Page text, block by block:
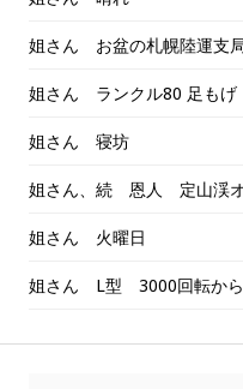
姐さん お盆の札幌陸運支
姐さん ランクル80 足もげ
姐さん 寝坊
姐さん、続 恩人 定山渓
姐さん 火曜日
姐さん L型 3000回転から